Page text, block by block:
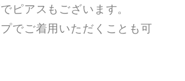
ピアスもございます。
でご着用いただくことも可